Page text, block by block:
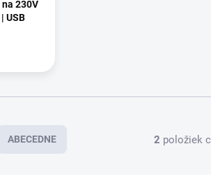
230V
USB
ABECEDNE 2 položiek